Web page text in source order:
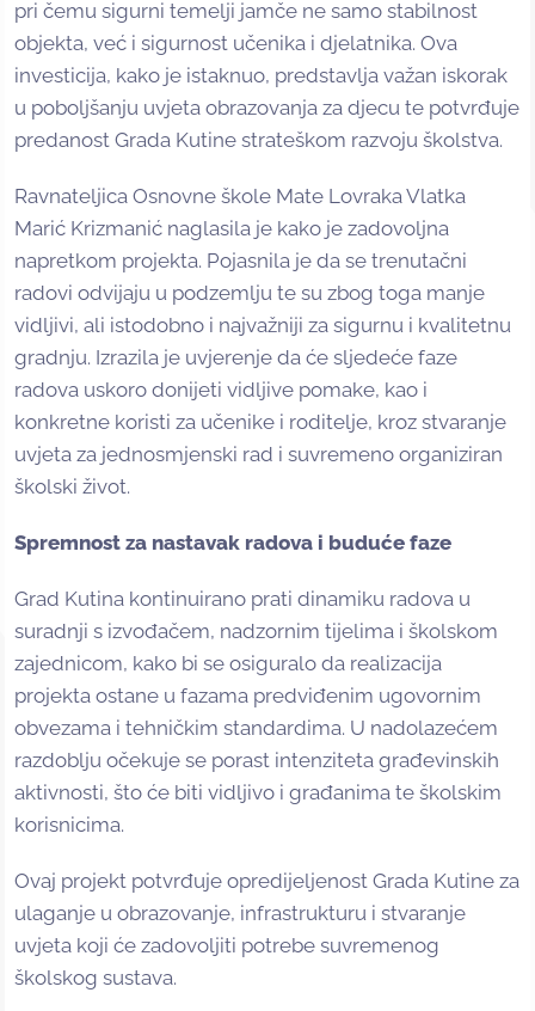
pri čemu sigurni temelji jamče ne samo stabilnost
objekta, već i sigurnost učenika i djelatnika. Ova
investicija, kako je istaknuo, predstavlja važan iskorak
u poboljšanju uvjeta obrazovanja za djecu te potvrđuje
predanost Grada Kutine strateškom razvoju školstva.
Ravnateljica Osnovne škole Mate Lovraka Vlatka
Marić Krizmanić naglasila je kako je zadovoljna
napretkom projekta. Pojasnila je da se trenutačni
radovi odvijaju u podzemlju te su zbog toga manje
vidljivi, ali istodobno i najvažniji za sigurnu i kvalitetnu
gradnju. Izrazila je uvjerenje da će sljedeće faze
radova uskoro donijeti vidljive pomake, kao i
konkretne koristi za učenike i roditelje, kroz stvaranje
uvjeta za jednosmjenski rad i suvremeno organiziran
školski život.
Spremnost za nastavak radova i buduće faze
Grad Kutina kontinuirano prati dinamiku radova u
suradnji s izvođačem, nadzornim tijelima i školskom
zajednicom, kako bi se osiguralo da realizacija
projekta ostane u fazama predviđenim ugovornim
obvezama i tehničkim standardima. U nadolazećem
razdoblju očekuje se porast intenziteta građevinskih
aktivnosti, što će biti vidljivo i građanima te školskim
korisnicima.
Ovaj projekt potvrđuje opredijeljenost Grada Kutine za
ulaganje u obrazovanje, infrastrukturu i stvaranje
uvjeta koji će zadovoljiti potrebe suvremenog
školskog sustava.